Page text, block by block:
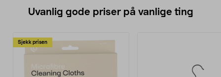
Uvanlig gode priser på vanlige ting
Sjekk prisen